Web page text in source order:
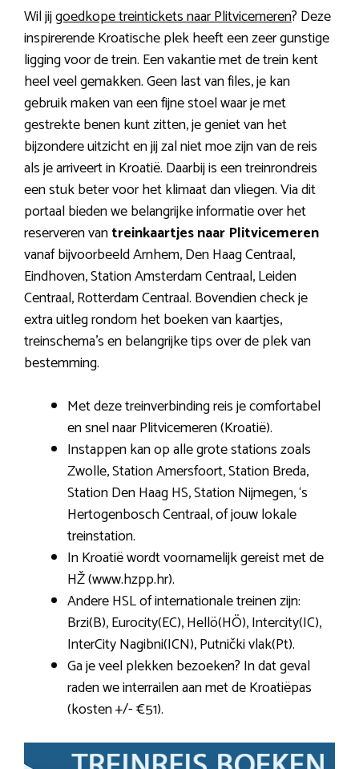
Wil jijgoedkope treintickets naar Plitvicemeren? Deze
inspirerende Kroatische plek heeft een zeer gunstige
ligging voor de trein. Een vakantie met de trein kent
heel veel gemakken. Geen last van files, je kan
gebruik maken van een fijne stoel waar je met
gestrekte benen kunt zitten, je geniet van het
bijzondere uitzicht en jij zal niet moe zijn van de reis
als je arriveert in Kroatië. Daarbij is een treinrondreis
een stuk beter voor het klimaat dan vliegen. Via dit
portaal bieden we belangrijke informatie over het
reserveren vantreinkaartjes naar Plitvicemeren
vanaf bijvoorbeeld Arnhem, Den Haag Centraal,
Eindhoven, Station Amsterdam Centraal, Leiden
Centraal, Rotterdam Centraal. Bovendien check je
extra uitleg rondom het boeken van kaartjes,
treinschema’s en belangrijke tips over de plek van
bestemming.
Met deze treinverbinding reis je comfortabel
en snel naar Plitvicemeren (Kroatië).
Instappen kan op alle grote stations zoals
Zwolle, Station Amersfoort, Station Breda,
Station Den Haag HS, Station Nijmegen, ‘s
Hertogenbosch Centraal, of jouw lokale
treinstation.
In Kroatië wordt voornamelijk gereist met de
HŽ (www.hzpp.hr).
Andere HSL of internationale treinen zijn:
Brzi(B), Eurocity(EC), Hellö(HÖ), Intercity(IC),
InterCity Nagibni(ICN), Putnički vlak(Pt).
Ga je veel plekken bezoeken? In dat geval
raden we interrailen aan met de Kroatiëpas
(kosten +/- €51).